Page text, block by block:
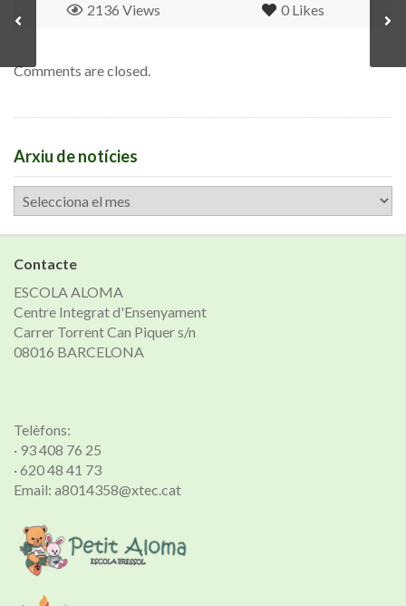
0 Likes
2136 Views
Comments are closed.
Arxiu de notícies
Arxiu
de
notícies
Contacte
ESCOLA ALOMA
Centre Integrat d'Ensenyament
Carrer Torrent Can Piquer s/n
08016 BARCELONA
Telèfons:
· 93 408 76 25
· 620 48 41 73
Email: a8014358@xtec.cat